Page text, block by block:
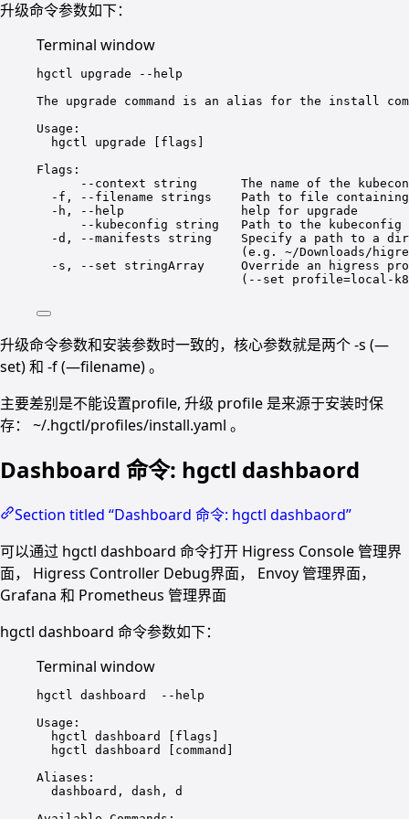
升级命令参数如下：
Terminal window
hgctl upgrade
--help
The
upgrade command is an alias for the install
Usage:
hgctl
upgrade [flags]
Flags:
--context
string The name of the
-f,
--filename strings Path to file
containing
-h,
--help help for upgrade
--kubeconfig
string Path to the
kubeconfig
-d,
--manifests string Specify a path to a
(e.g.
~/Downloads/
-s,
--set stringArray Override an higress
( --set profile=local-
升级命令参数和安装参数时一致的，核心参数就是两个 -s (—
set) 和 -f (—filename) 。
主要差别是不能设置profile, 升级 profile 是来源于安装时保
存： ~/.hgctl/profiles/install.yaml 。
Dashboard 命令: hgctl dashbaord
Section titled “Dashboard 命令: hgctl dashbaord”
可以通过 hgctl dashboard 命令打开 Higress Console 管理界
面， Higress Controller Debug界面， Envoy 管理界面，
Grafana 和 Prometheus 管理界面
hgctl dashboard 命令参数如下：
Terminal window
hgctl dashboard
--help
Usage:
hgctl dashboard
[flags]
hgctl dashboard
[command]
Aliases:
dashboard,
dash,
d